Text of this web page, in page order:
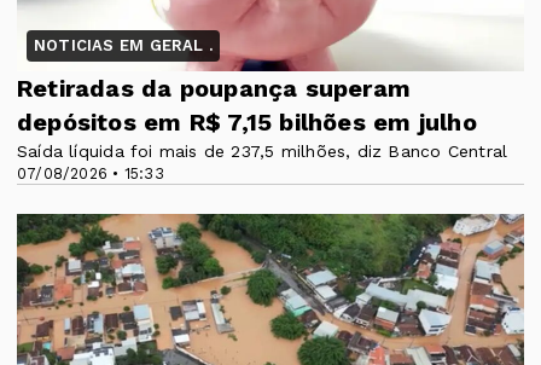
NOTICIAS EM GERAL .
07/08/2026 • 15:33
Retiradas da poupança superam
depósitos em R$ 7,15 bilhões em julho
Saída líquida foi mais de 237,5 milhões, diz Banco Central